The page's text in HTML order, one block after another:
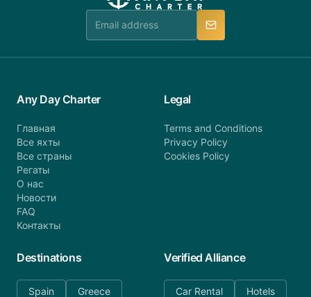
Any Day Charter
Главная
Все яхты
Все страны
Регаты
О нас
Новости
FAQ
Контакты
Legal
Terms and Conditions
Privacy Policy
Cookies Policy
Destinations
Spain Greece
Verified Alliance
Car Rental Hotels